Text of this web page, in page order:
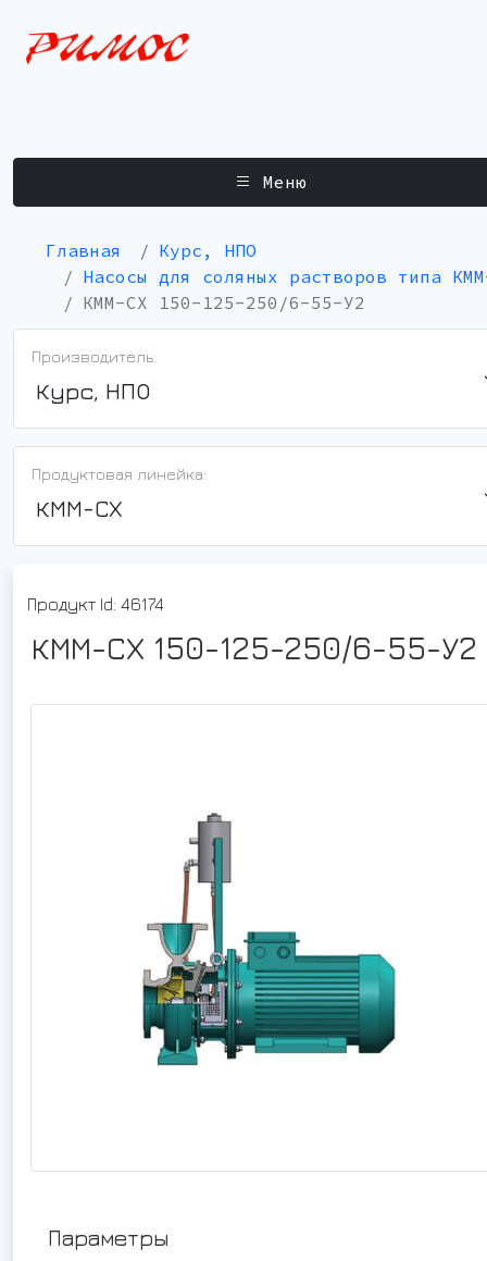
Меню
Главная
Курс, НПО
Насосы для соляных растворов типа
КММ-СХ 150-125-250/6-55-У2
Производитель:
Курс, НПО
Продуктовая линейка:
КММ-СХ
Продукт Id: 46174
КММ-СХ 150-125-250/6-55-У2
Параметры